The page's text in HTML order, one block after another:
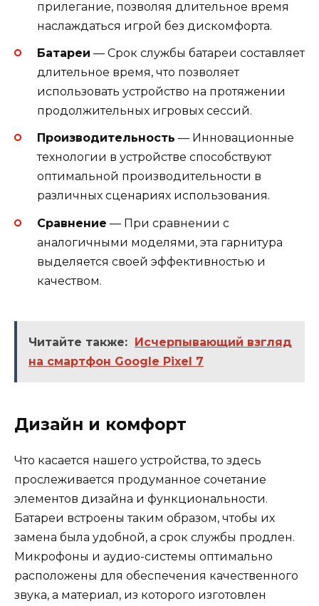
прилегание, позволяя длительное время
наслаждаться игрой без дискомфорта.
Батареи — Срок службы батареи составляет
длительное время, что позволяет
использовать устройство на протяжении
продолжительных игровых сессий.
Производительность — Инновационные
технологии в устройстве способствуют
оптимальной производительности в
различных сценариях использования.
Сравнение — При сравнении с
аналогичными моделями, эта гарнитура
выделяется своей эффективностью и
качеством.
Читайте также: Исчерпывающий взгляд
на смартфон Google Pixel 7
Дизайн и комфорт
Что касается нашего устройства, то здесь
прослеживается продуманное сочетание
элементов дизайна и функциональности.
Батареи встроены таким образом, чтобы их
замена была удобной, а срок службы продлен.
Микрофоны и аудио-системы оптимально
расположены для обеспечения качественного
звука, а материал, из которого изготовлен